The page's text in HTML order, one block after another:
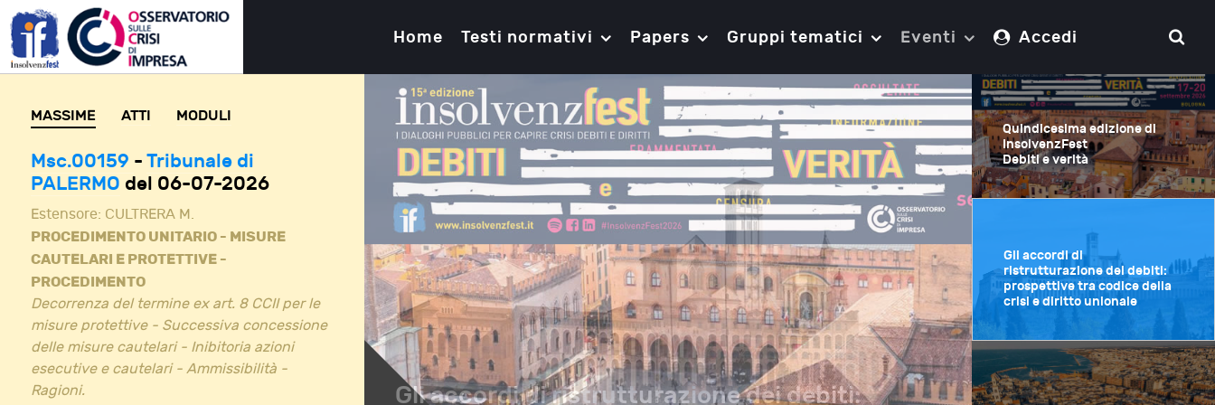
Home Testi normativi Papers Gruppi tematici Eventi Accedi
MASSIME ATTI MODULI
Msc.00159 - Tribunale di
PALERMO del 06-07-2026
Estensore: CULTRERA M.
PROCEDIMENTO UNITARIO - MISURE
CAUTELARI E PROTETTIVE -
PROCEDIMENTO
Decorrenza del termine ex art. 8 CCII per le
misure protettive - Successiva concessione
delle misure cautelari - Inibitoria azioni
esecutive e cautelari - Ammissibilità -
Ragioni.
Gli accordi di ristrutturazione dei debiti:
Quindicesima edizione di
InsolvenzFest
Debiti e verità
Gli accordi di
ristrutturazione dei debiti:
prospettive tra codice della
crisi e diritto unionale